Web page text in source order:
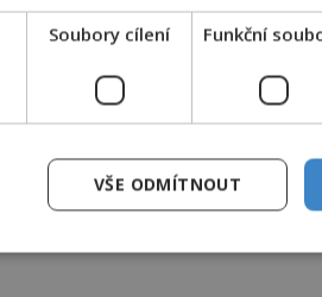
skvělých článků.
celou řadu
Soubory cílení Funkční
VŠE ODMÍTNOUT